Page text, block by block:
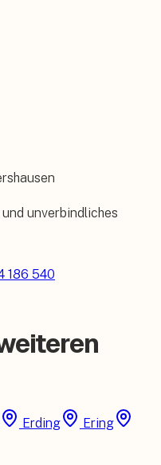
unverbindliches
186 540
Erding
Ering